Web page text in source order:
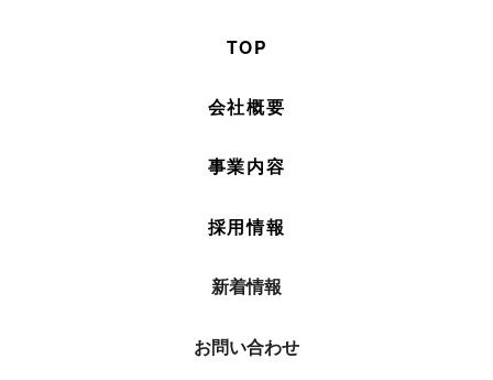
TOP
会社概要
事業内容
採用情報
新着情報
お問い合わせ